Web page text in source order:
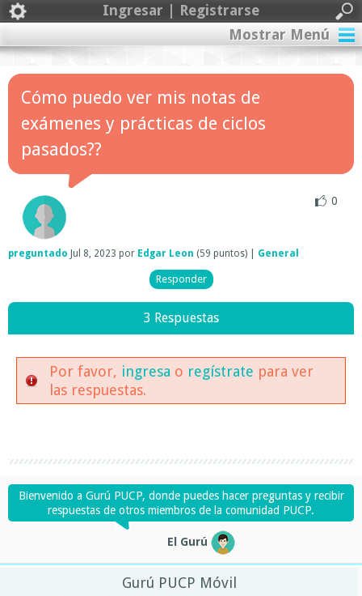
Ingresar | Registrarse
Mostrar Menú
Cómo puedo ver mis notas de
exámenes y prácticas de ciclos
pasados??
0
preguntado Jul 8, 2023 por Edgar Leon (59 puntos) General
3 Respuestas
Por favor, ingresa o regístrate para ver
las respuestas.
Bienvenido a Gurú PUCP, donde puedes hacer preguntas y recibir
respuestas de otros miembros de la comunidad PUCP.
El Gurú
Gurú PUCP Móvil